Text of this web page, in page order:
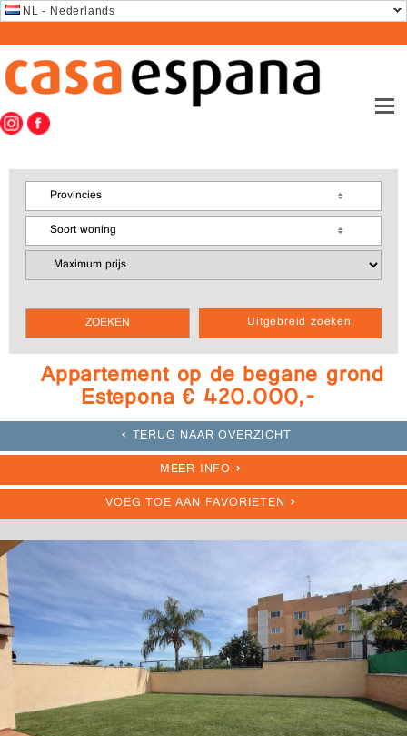
NL - Nederlands
Uitgebreid zoeken
Provincies
Soort woning
Appartement op de begane grond
Estepona € 420.000,-
TERUG NAAR OVERZICHT
MEER INFO
VOEG TOE AAN FAVORIETEN